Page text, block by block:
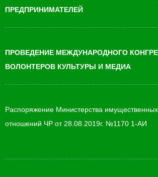
ПРЕДПРИНИМАТЕЛЕЙ
ПРОВЕДЕНИЕ МЕЖДУНАРОДНОГО
ВОЛОНТЕРОВ КУЛЬТУРЫ И МЕДИА
Распоряжение Министерства
отношений ЧР от 28.08.2019г. №1170 1-АИ